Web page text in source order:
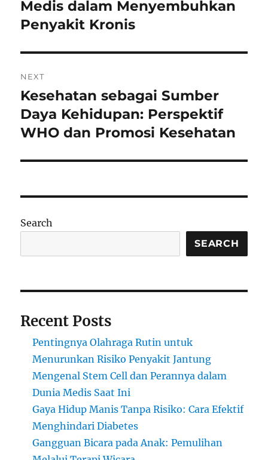
post:
Medis dalam Menyembuhkan
Penyakit Kronis
NEXT
Next
post:
Kesehatan sebagai Sumber
Daya Kehidupan: Perspektif
WHO dan Promosi Kesehatan
Search
SEARCH
Recent Posts
Pentingnya Olahraga Rutin untuk
Menurunkan Risiko Penyakit Jantung
Mengenal Stem Cell dan Perannya dalam
Dunia Medis Saat Ini
Gaya Hidup Manis Tanpa Risiko: Cara Efektif
Menghindari Diabetes
Gangguan Bicara pada Anak: Pemulihan